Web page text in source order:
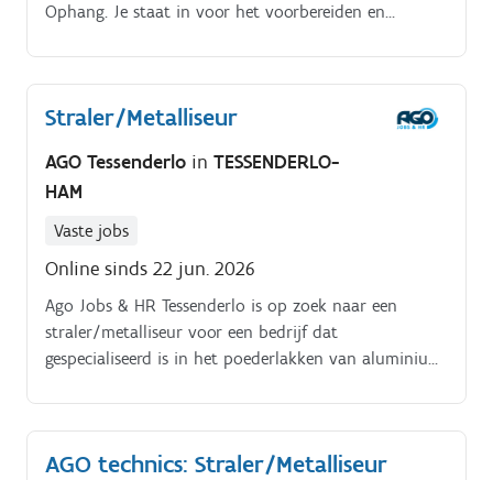
Ophang. Je staat in voor het voorbereiden en
nauwkeurigheid en aandacht voor kwaliteit
essentieel zijn. Jouw takenpakket:- Verzamelen van
per kleur.- Controleren van aantallen en volledigheid
van de orders.- Ophangen van onderdelen volgens
correcte methode: juiste haken, zichtzijde, spuitzijde,
zichtbare gebreken.- Uitvoeren van voorbereidende
werkzaamheden zoals schuren, verwijderen van
oneffenheden en stofvrij maken van stukken.- Correct
lezen en interpreteren van werkorders om een perfect
doorstroom en voortgang van orders in de productie.
Straler/Metalliseur
AGO Tessenderlo in TESSENDERLO-
HAM
Vaste jobs
Online sinds 22 jun. 2026
Ago Jobs & HR Tessenderlo is op zoek naar een
straler/metalliseur voor een bedrijf dat
gespecialiseerd is in het poederlakken van aluminium,
Functieomschrijving:.
AGO technics: Straler/Metalliseur